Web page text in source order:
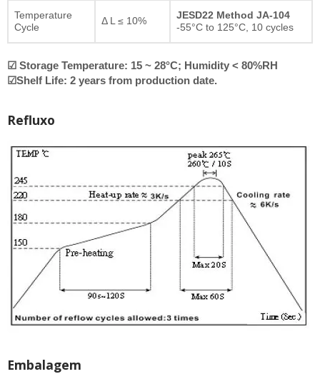
Temperature
Cycle
Δ L ≤ 10%
JESD22 Method JA-104
-55°C to 125°C, 10 cycles
☑ Storage Temperature: 15 ~ 28°C; Humidity < 80%RH
☑Shelf Life: 2 years from production date.
Refluxo
Embalagem